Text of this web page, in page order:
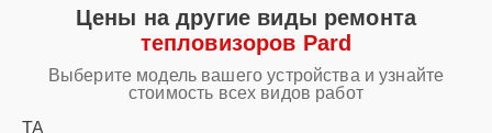
Цены на другие виды ремонта
тепловизоров Pard
Выберите модель вашего устройства и узнайте
стоимость всех видов работ
TA